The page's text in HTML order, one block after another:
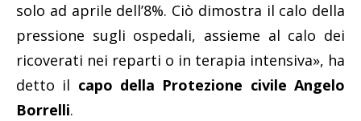
solo ad aprile dell’8%. Ciò dimostra il calo della
pressione sugli ospedali, assieme al calo dei
ricoverati nei reparti o in terapia intensiva», ha
detto il capo della Protezione civile Angelo
Borrelli.